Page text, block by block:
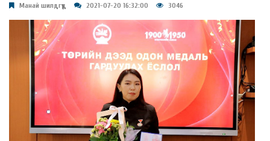
Манай шилдгүүд 2021-07-20 16:32:00 3046